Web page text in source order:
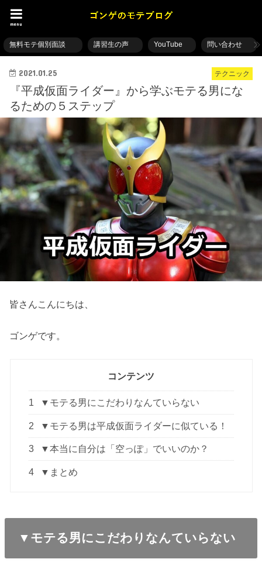
menu
無料モテ個別面談 講習生の声 YouTube 問い合わせ
テクニック
2021.01.25
『平成仮面ライダー』から学ぶモテる男にな
るための５ステップ
皆さんこんにちは、
ゴンゲです。
コンテンツ
1 ▼モテる男にこだわりなんていらない
2 ▼モテる男は平成仮面ライダーに似ている！
3 ▼本当に自分は「空っぽ」でいいのか？
4 ▼まとめ
▼モテる男にこだわりなんていらない